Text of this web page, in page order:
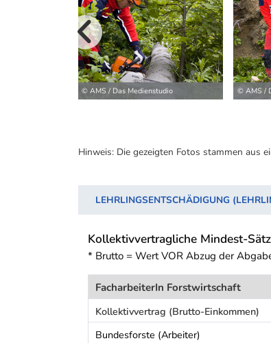
© AMS / Das Medienstudio © AMS /
Hinweis: Die gezeigten Fotos stammen aus
LEHRLINGSENTSCHÄDIGUNG
Kollektivvertragliche Mindest-
* Brutto = Wert VOR Abzug der
FacharbeiterIn Forstwirtschaft
Kollektivvertrag (Brutto-Einkommen)
Bundesforste (Arbeiter)